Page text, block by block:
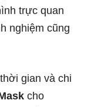
trực quan
nghiệm cũng
gian và chi
cho